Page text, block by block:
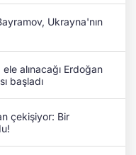
Ukrayna'nın
alınacağı Erdoğan
başladı
çekişiyor: Bir